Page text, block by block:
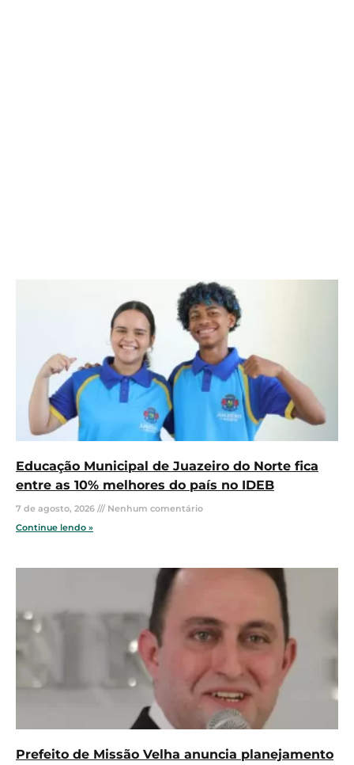
Educação Municipal de Juazeiro do Norte fica
entre as 10% melhores do país no IDEB
7 de agosto, 2026
Nenhum comentário
Continue lendo »
Prefeito de Missão Velha anuncia planejamento